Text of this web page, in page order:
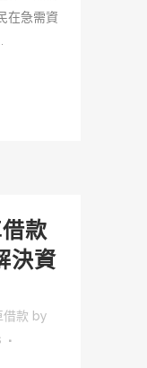
在急需資
款
決資
借款 by